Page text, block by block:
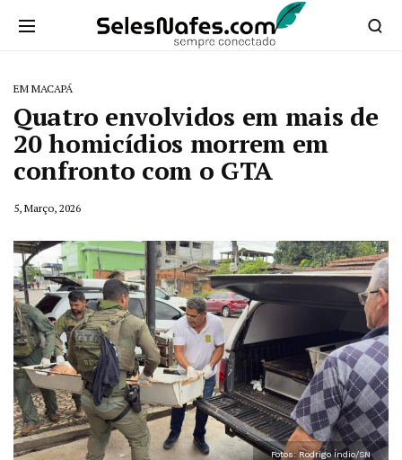
EM MACAPÁ
Quatro envolvidos em mais de
20 homicídios morrem em
confronto com o GTA
5, Março, 2026
Fotos: Rodrigo Índio/SN